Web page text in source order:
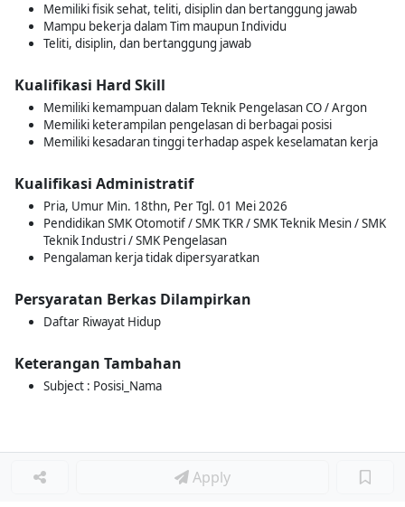
Memiliki fisik sehat, teliti, disiplin dan bertanggung jawab
Mampu bekerja dalam Tim maupun Individu
Teliti, disiplin, dan bertanggung jawab
Kualifikasi Hard Skill
Memiliki kemampuan dalam Teknik Pengelasan CO / Argon
Memiliki keterampilan pengelasan di berbagai posisi
Memiliki kesadaran tinggi terhadap aspek keselamatan kerja
Kualifikasi Administratif
Pria, Umur Min. 18thn, Per Tgl. 01 Mei 2026
Pendidikan SMK Otomotif / SMK TKR / SMK Teknik Mesin / SMK
Teknik Industri / SMK Pengelasan
Pengalaman kerja tidak dipersyaratkan
Persyaratan Berkas Dilampirkan
Daftar Riwayat Hidup
Keterangan Tambahan
Subject : Posisi_Nama
Apply